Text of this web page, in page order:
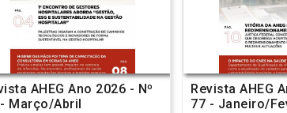
AHEG Ano 2026 - Nº
Março/Abril
Revista AHEG
77 - Janeiro/